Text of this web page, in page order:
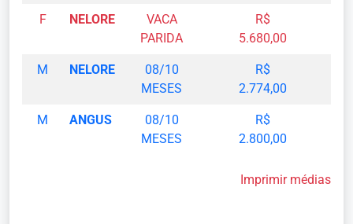
F NELORE
VACA
PARIDA
R$
5.680,00
M NELORE
08/10
MESES
R$
2.774,00
M ANGUS
08/10
MESES
R$
2.800,00
Imprimir médias